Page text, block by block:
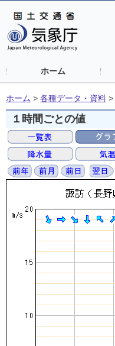
ホーム
ホーム > 各種データ・資料 >
１時間ごとの値